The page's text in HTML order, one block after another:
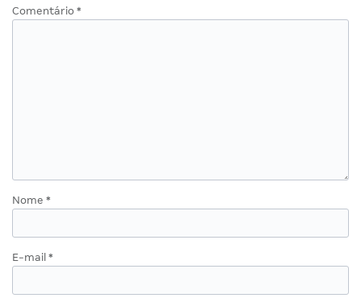
Comentário *
Nome *
E-mail *